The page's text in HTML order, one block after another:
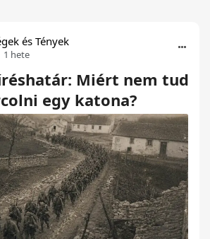
és Tények
1 hete
Miért nem tud
egy katona?